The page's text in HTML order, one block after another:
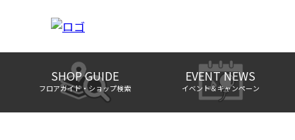
SHOP GUIDE
フロアガイド・ショップ検索
EVENT NEWS
イベント＆キャンペーン